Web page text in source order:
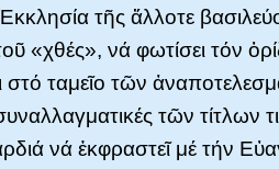
τῆς ἄλλοτε
«χθές», νά φωτίσει τόν
στό ταμεῖο τῶν
τῶν τίτλων
νά ἐκφραστεῖ μέ τήν